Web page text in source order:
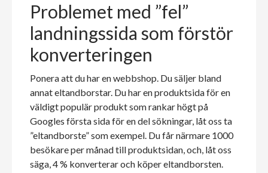
Problemet med ”fel”
landningssida som förstör
konverteringen
Ponera att du har en webbshop. Du säljer bland
annat eltandborstar. Du har en produktsida för en
väldigt populär produkt som rankar högt på
Googles första sida för en del sökningar, låt oss ta
”eltandborste” som exempel. Du får närmare 1000
besökare per månad till produktsidan, och, låt oss
säga, 4 % konverterar och köper eltandborsten.